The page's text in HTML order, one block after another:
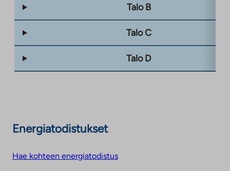
Talo B
Talo C
Talo D
Energiatodistukset
Hae kohteen energiatodistus